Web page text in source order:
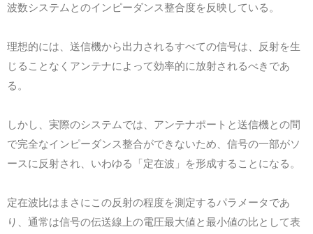
波数システムとのインピーダンス整合度を反映している。
理想的には、送信機から出力されるすべての信号は、反射を生
じることなくアンテナによって効率的に放射されるべきであ
る。
しかし、実際のシステムでは、アンテナポートと送信機との間
で完全なインピーダンス整合ができないため、信号の一部がソ
ースに反射され、いわゆる「定在波」を形成することになる。
定在波比はまさにこの反射の程度を測定するパラメータであ
り、通常は信号の伝送線上の電圧最大値と最小値の比として表